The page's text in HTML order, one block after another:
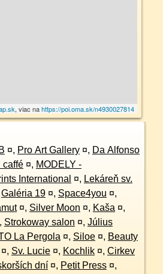
, viac nahttps://poi.oma.sk/n4930027814
¤, Pro Art Gallery ¤, Da Alfonso
caffé ¤, MODELY -
International ¤, Lekáreň sv.
Galéria 19 ¤, Space4you ¤,
¤, Silver Moon ¤, Kaša ¤,
, Strokoway salon ¤, Július
La Pergola ¤, Siloe ¤, Beauty
¤, Sv. Lucie ¤, Kochlik ¤, Cirkev
dní ¤, Petit Press ¤,